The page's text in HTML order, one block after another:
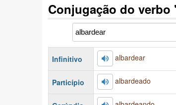
Conjugação do verbo
Infinitivo albardear
Particípio albardeado